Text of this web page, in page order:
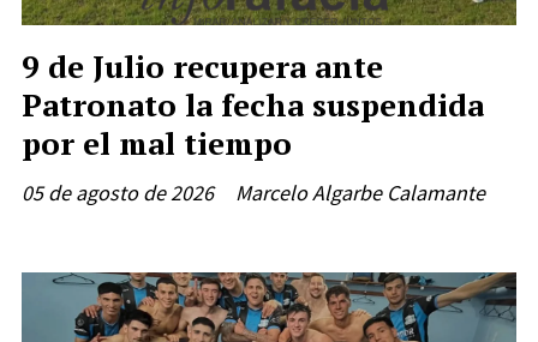
9 de Julio recupera ante
Patronato la fecha suspendida
por el mal tiempo
Marcelo Algarbe Calamante
05 de agosto de 2026